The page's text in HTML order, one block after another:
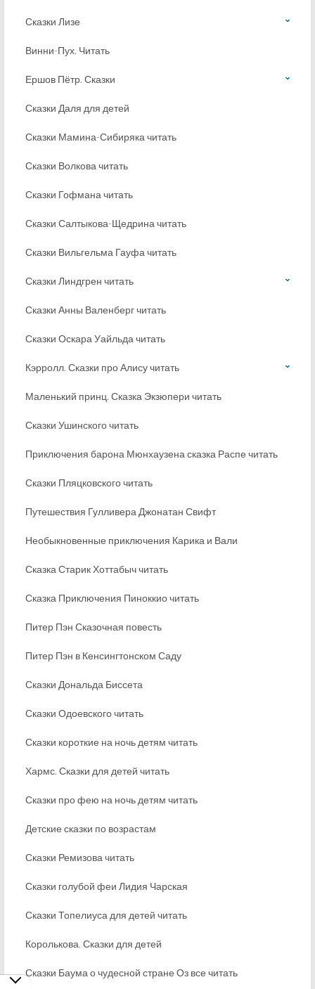
Сказки Лизе
Винни-Пух. Читать
Ершов Пётр. Сказки
Сказки Даля для детей
Сказки Мамина-Сибиряка читать
Сказки Волкова читать
Сказки Гофмана читать
Сказки Салтыкова-Щедрина читать
Сказки Вильгельма Гауфа читать
Сказки Линдгрен читать
Сказки Анны Валенберг читать
Сказки Оскара Уайльда читать
Кэрролл. Сказки про Алису читать
Маленький принц. Сказка Экзюпери читать
Сказки Ушинского читать
Приключения барона Мюнхаузена сказка Распе читать
Сказки Пляцковского читать
Путешествия Гулливера Джонатан Свифт
Необыкновенные приключения Карика и Вали
Сказка Старик Хоттабыч читать
Сказка Приключения Пиноккио читать
Питер Пэн Сказочная повесть
Питер Пэн в Кенсингтонском Саду
Сказки Дональда Биссета
Сказки Одоевского читать
Сказки короткие на ночь детям читать
Хармс. Сказки для детей читать
Сказки про фею на ночь детям читать
Детские сказки по возрастам
Сказки Ремизова читать
Сказки голубой феи Лидия Чарская
Сказки Топелиуса для детей читать
Королькова. Сказки для детей
Сказки Баума о чудесной стране Оз все читать